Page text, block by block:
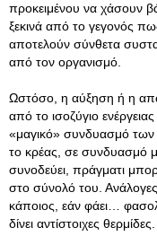
προκειμένου να χάσουν
ξεκινά από το γεγονός
αποτελούν σύνθετα
από τον οργανισμό.
Ωστόσο, η αύξηση ή η
από το ισοζύγιο
«μαγικό» συνδυασμό των
το κρέας, σε συνδυασμό
συνοδεύει, πράγματι
στο σύνολό του.
κάποιος, εάν φάει…
δίνει αντίστοιχες θερμίδες.